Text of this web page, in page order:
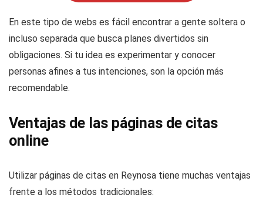
En este tipo de webs es fácil encontrar a gente soltera o
incluso separada que busca planes divertidos sin
obligaciones. Si tu idea es experimentar y conocer
personas afines a tus intenciones, son la opción más
recomendable.
Ventajas de las páginas de citas
online
Utilizar páginas de citas en Reynosa tiene muchas ventajas
frente a los métodos tradicionales: